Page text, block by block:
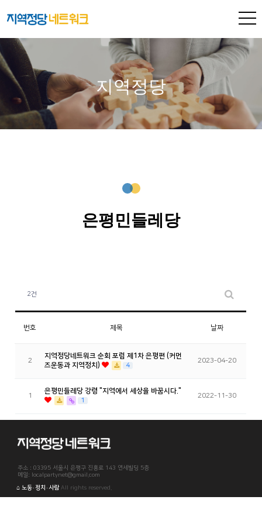
지역정당
은평민들레당
2건
번호 제목 날짜
2
지역정당네트워크 순회 포럼 제1차 은평편 (커먼
즈운동과 지역정치)
4
2023-04-20
1
은평민들레당 강령 "지역에서 세상을 바꿉시다."
1
2022-11-30
주소 : 03395 서울시 은평구 진흥로 143 연세빌딩 5층
메일: localpartynet@gmail.com
⌂ 노동·정치·사람All rights reserved.